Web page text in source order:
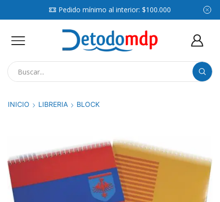
Pedido mínimo al interior: $100.000
INICIO LIBRERIA BLOCK